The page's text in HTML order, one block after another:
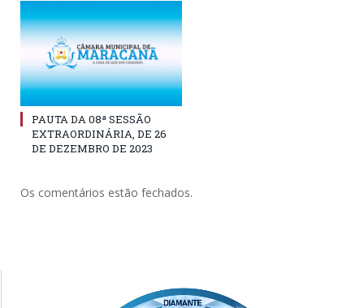
PAUTA DA 08ª SESSÃO
EXTRAORDINÁRIA, DE 26
DE DEZEMBRO DE 2023
Os comentários estão fechados.